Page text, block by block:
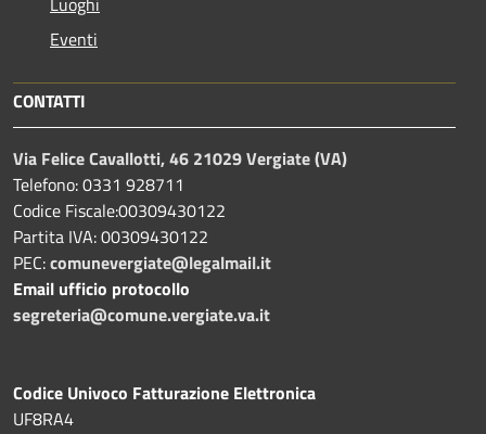
Eventi
CONTATTI
Via Felice Cavallotti, 46 21029 Vergiate (VA)
Telefono: 0331 928711
Codice Fiscale:00309430122
Partita IVA: 00309430122
PEC:comunevergiate@legalmail.it
Email ufficio protocollo
segreteria@comune.vergiate.va.it
Codice Univoco Fatturazione Elettronica
UF8RA4